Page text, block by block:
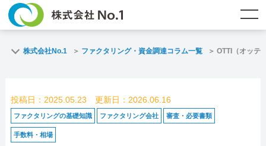
ファクタリングとは？
よくある質問 ファクタリング・資金調達コラム
企業情報
株式会社No.1 ファクタリング・資金調達コラム一覧 OTTI（オッテ
投稿日：2025.05.23 更新日：2026.06.16
ファクタリングの基礎知識 ファクタリング会社 審査・必要書類
手数料・相場